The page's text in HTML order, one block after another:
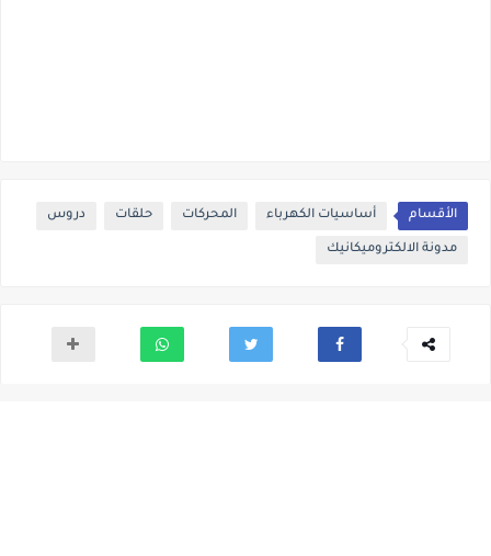
الأقسام أساسيات الكهرباء المحركات حلقات دروس
مدونة الالكتروميكانيك